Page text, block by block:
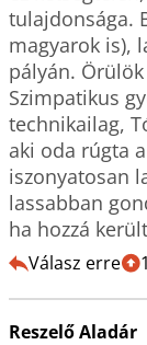
tulajdonsága.
magyarok is),
pályán.
Szimpatikus
technikailag,
aki oda rúgta
iszonyatosan
lassabban
ha hozzá
Válasz erre 1
Reszelő Aladár